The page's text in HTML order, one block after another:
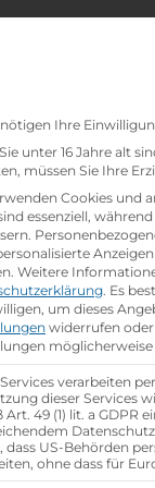
GmbH
Gmbh
Tage
Ihre
unter 16 Jahre alt
müssen Sie Ihre
Cookies und
essenziell,
Weitere
. Es
um dieses
widerrufen oder
verarbeiten
dieser Services
Art. 49 (1) lit. a GDPR
dass US-Behörden
ohne dass für